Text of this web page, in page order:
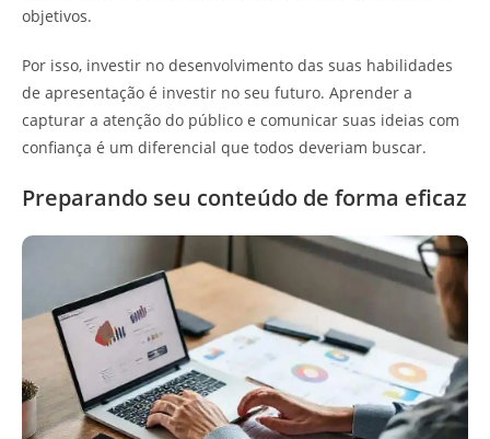
objetivos.
Por isso, investir no desenvolvimento das suas habilidades
de apresentação é investir no seu futuro. Aprender a
capturar a atenção do público e comunicar suas ideias com
confiança é um diferencial que todos deveriam buscar.
Preparando seu conteúdo de forma eficaz